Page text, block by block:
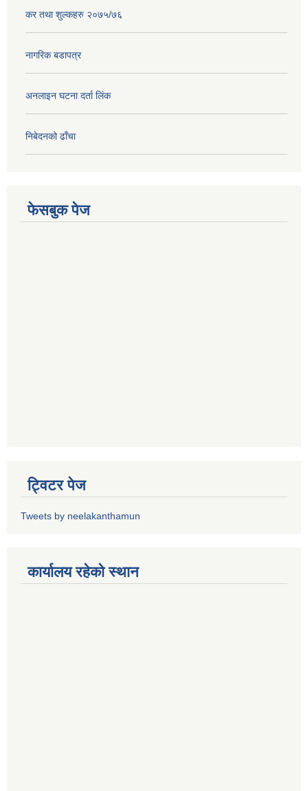
कर तथा शुल्कहरु २०७५/७६
नागरिक बडापत्र
अनलाइन घटना दर्ता लिंक
निबेदनको ढाँचा
फेसबुक पेज
ट्विटर पेज
Tweets by neelakanthamun
कार्यालय रहेको स्थान